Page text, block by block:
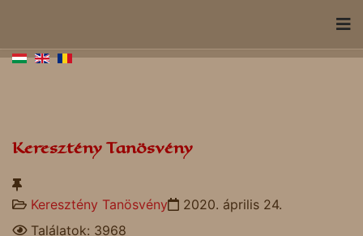
Keresztény Tanösvény
Keresztény Tanösvény
2020. április 24.
Találatok: 3968